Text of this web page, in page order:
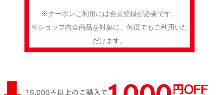
※クーポンご利用には会員登録が必要です。
※ショップ内全商品を対象に、何度でもご利用いた
だけます。